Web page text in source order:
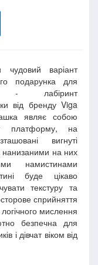
варіант
подарунка для
- лабіринт
від бренду Viga
являє собою
платформу, на
вигнуті
нанизаними на них
намистинами
буде цікаво
текстуру та
сприйняття
мислення
безпечна для
і дівчат віком від